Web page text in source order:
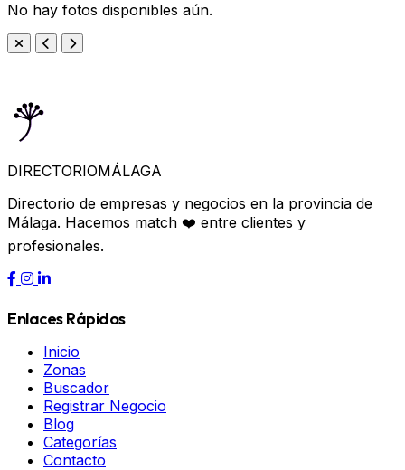
No hay fotos disponibles aún.
DIRECTORIOMÁLAGA
Directorio de empresas y negocios en la provincia de
Málaga. Hacemos match ❤️ entre clientes y
profesionales.
Enlaces Rápidos
Inicio
Zonas
Buscador
Registrar Negocio
Blog
Categorías
Contacto